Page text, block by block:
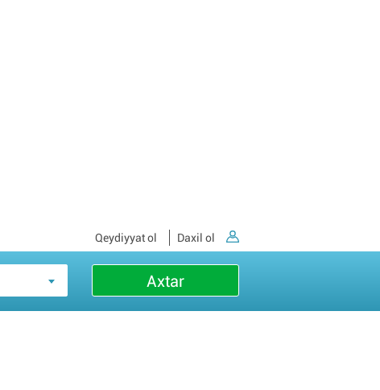
Qeydiyyat ol Daxil ol
Axtar